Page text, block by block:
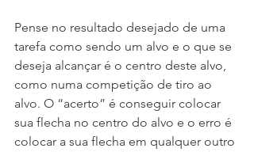
Pense no resultado desejado de uma
tarefa como sendo um alvo e o que se
deseja alcançar é o centro deste alvo,
como numa competição de tiro ao
alvo. O “acerto” é conseguir colocar
sua flecha no centro do alvo e o erro é
colocar a sua flecha em qualquer outro